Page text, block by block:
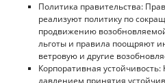
Политика правительства:
реализуют политику по
продвижению
льготы и правила поощряют
ветровую и другие
Корпоративная
давлением принятия